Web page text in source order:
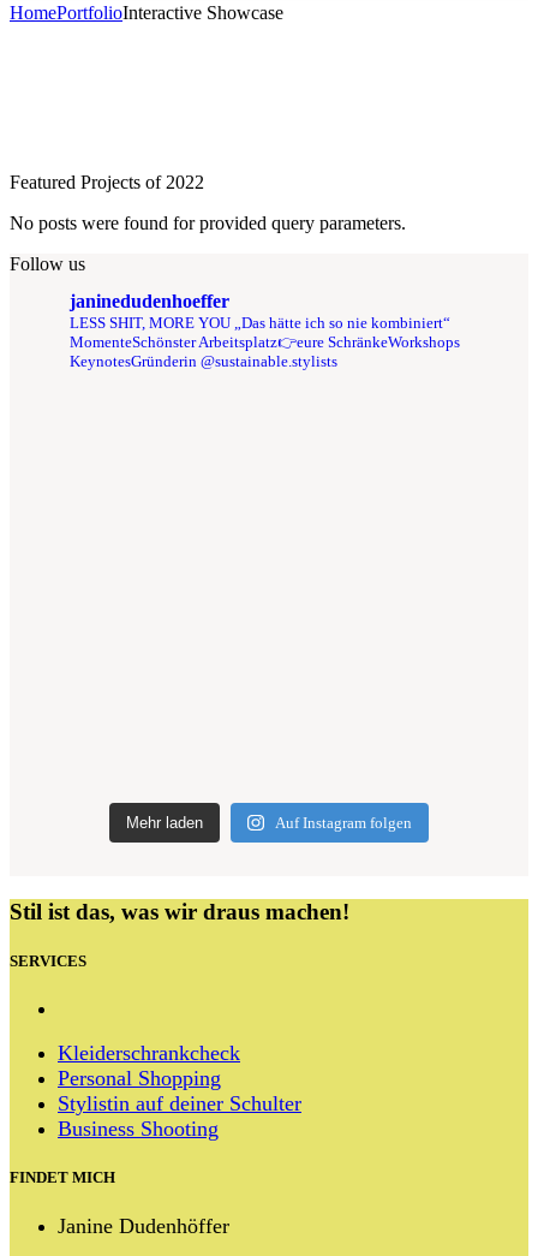
HomePortfolioInteractive Showcase
Featured Projects of 2022
No posts were found for provided query parameters.
Follow us
janinedudenhoeffer
LESS SHIT, MORE YOU „Das hätte ich so nie kombiniert“
MomenteSchönster Arbeitsplatz👉eure SchränkeWorkshops
KeynotesGründerin @sustainable.stylists
Mehr laden Auf Instagram folgen
Stil ist das, was wir draus machen!
SERVICES
Kleiderschrankcheck
Personal Shopping
Stylistin auf deiner Schulter
Business Shooting
FINDET MICH
Janine Dudenhöffer